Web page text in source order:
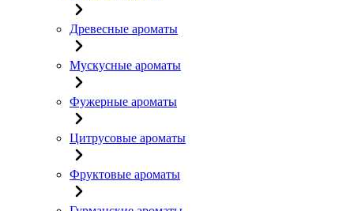
Древесные ароматы
Мускусные ароматы
Фужерные ароматы
Цитрусовые ароматы
Фруктовые ароматы